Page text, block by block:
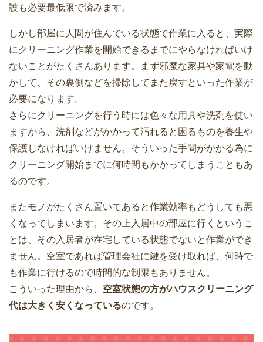
護も必要最低限で済みます。
しかし部屋に人間が住んでいる状態で作業に入ると、実際
にクリーニング作業を開始できるまでにやらなければいけ
ないことがたくさんあります。まず邪魔な家具や家電を動
かして、その裏側などを掃除してまた戻すといった作業が
必要になります。
さらにクリーニングを行う時には色々な用具や洗剤を使い
ますから、洗剤などがかかって汚れると困るものを養生や
保護しなければいけません。そういった手間がかかる為に
クリーニング開始までに何時間もかかってしまうこともあ
るのです。
またモノがたくさん置いてあると作業効率もどうしても悪
くなってしまいます。その上入居中の部屋に行くというこ
とは、その入居者が在宅している状態でないと作業ができ
ません。空室であれば管理会社に鍵を受け取れば、何時で
も作業に行けるので時間的な制限もありません。
こういった理由から、 空室状態の方がハウスクリーニング
代は大きく安くなっているのです。